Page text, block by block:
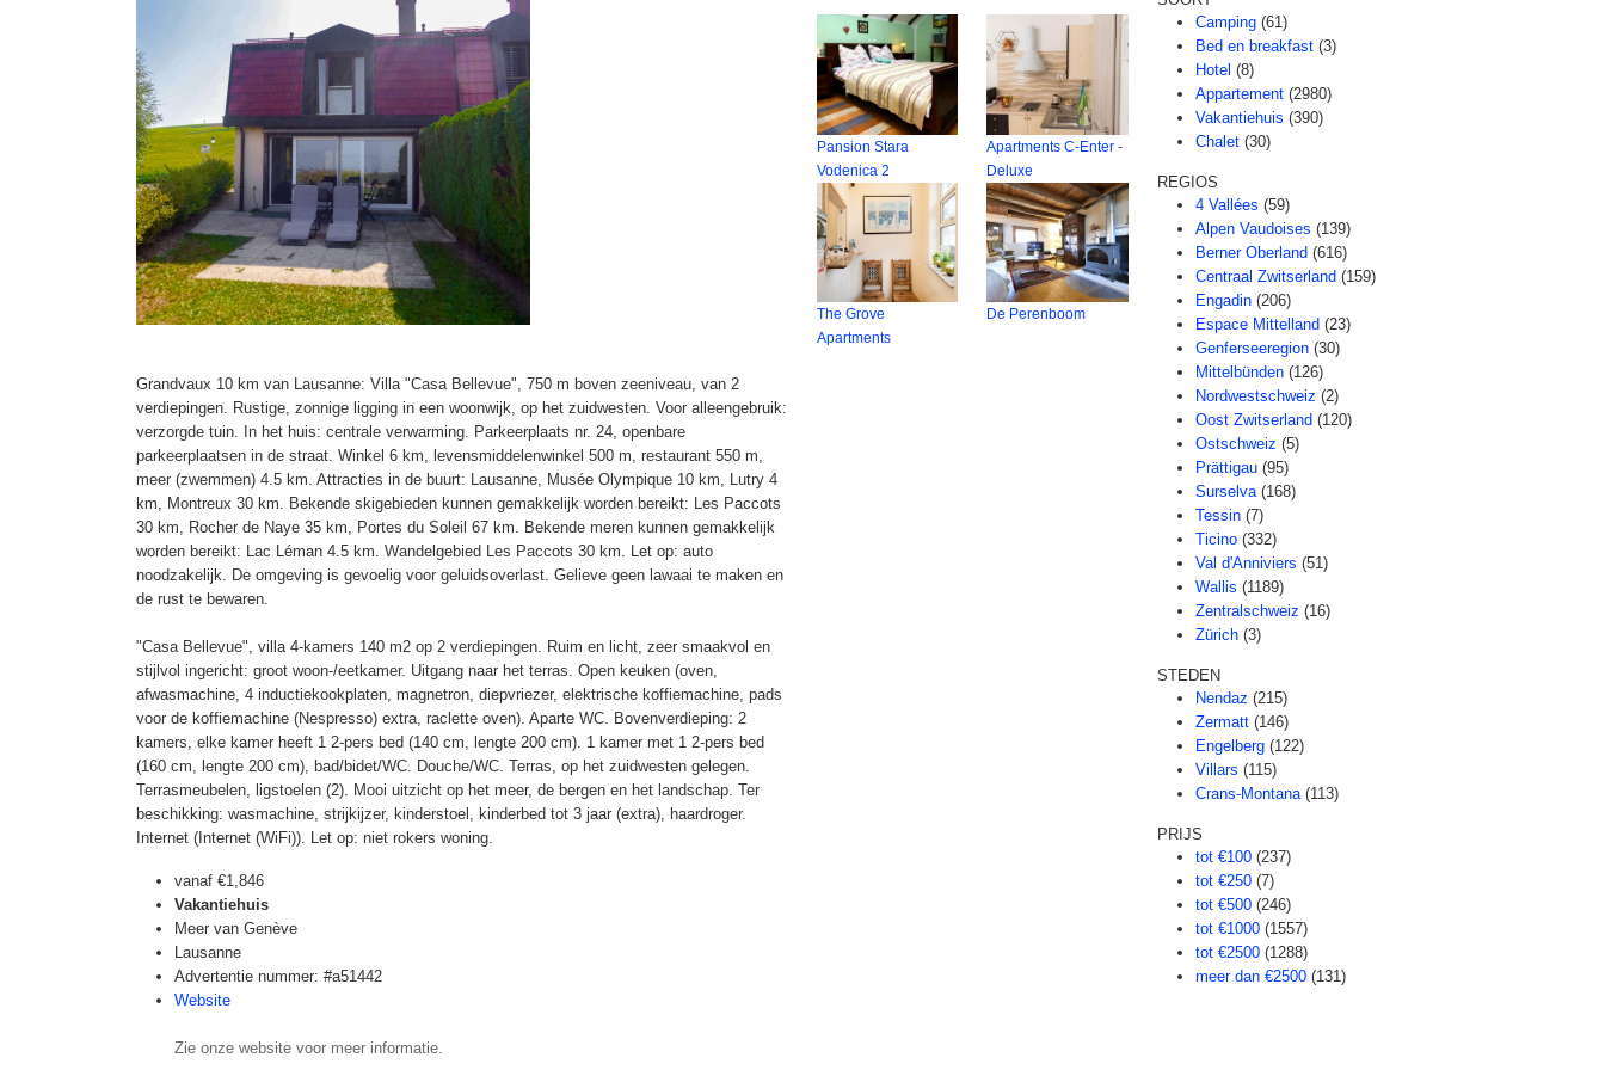
Grandvaux 10 km van Lausanne: Villa "Casa Bellevue", 750 m boven zeeniveau, van 2
verdiepingen. Rustige, zonnige ligging in een woonwijk, op het zuidwesten. Voor alleengebruik:
verzorgde tuin. In het huis: centrale verwarming. Parkeerplaats nr. 24, openbare
parkeerplaatsen in de straat. Winkel 6 km, levensmiddelenwinkel 500 m, restaurant 550 m,
meer (zwemmen) 4.5 km. Attracties in de buurt: Lausanne, Musée Olympique 10 km, Lutry 4
km, Montreux 30 km. Bekende skigebieden kunnen gemakkelijk worden bereikt: Les Paccots
30 km, Rocher de Naye 35 km, Portes du Soleil 67 km. Bekende meren kunnen gemakkelijk
worden bereikt: Lac Léman 4.5 km. Wandelgebied Les Paccots 30 km. Let op: auto
noodzakelijk. De omgeving is gevoelig voor geluidsoverlast. Gelieve geen lawaai te maken en
de rust te bewaren.
"Casa Bellevue", villa 4-kamers 140 m2 op 2 verdiepingen. Ruim en licht, zeer smaakvol en
stijlvol ingericht: groot woon-/eetkamer. Uitgang naar het terras. Open keuken (oven,
afwasmachine, 4 inductiekookplaten, magnetron, diepvriezer, elektrische koffiemachine, pads
voor de koffiemachine (Nespresso) extra, raclette oven). Aparte WC. Bovenverdieping: 2
kamers, elke kamer heeft 1 2-pers bed (140 cm, lengte 200 cm). 1 kamer met 1 2-pers bed
(160 cm, lengte 200 cm), bad/bidet/WC. Douche/WC. Terras, op het zuidwesten gelegen.
Terrasmeubelen, ligstoelen (2). Mooi uitzicht op het meer, de bergen en het landschap. Ter
beschikking: wasmachine, strijkijzer, kinderstoel, kinderbed tot 3 jaar (extra), haardroger.
Internet (Internet (WiFi)). Let op: niet rokers woning.
vanaf €1,846
Vakantiehuis
Meer van Genève
Lausanne
Advertentie nummer: #a51442
Website
Zie onze website voor meer informatie.
Pansion Stara
Vodenica 2
Apartments C-Enter -
Deluxe
The Grove
Apartments
De Perenboom
Camping (61)
Bed en breakfast (3)
Hotel (8)
Appartement (2980)
Vakantiehuis (390)
Chalet (30)
REGIOS
4 Vallées (59)
Alpen Vaudoises (139)
Berner Oberland (616)
Centraal Zwitserland (159)
Engadin (206)
Espace Mittelland (23)
Genferseeregion (30)
Mittelbünden (126)
Nordwestschweiz (2)
Oost Zwitserland (120)
Ostschweiz (5)
Prättigau (95)
Surselva (168)
Tessin (7)
Ticino (332)
Val d'Anniviers (51)
Wallis (1189)
Zentralschweiz (16)
Zürich (3)
STEDEN
Nendaz (215)
Zermatt (146)
Engelberg (122)
Villars (115)
Crans-Montana (113)
PRIJS
tot €100 (237)
tot €250 (7)
tot €500 (246)
tot €1000 (1557)
tot €2500 (1288)
meer dan €2500 (131)